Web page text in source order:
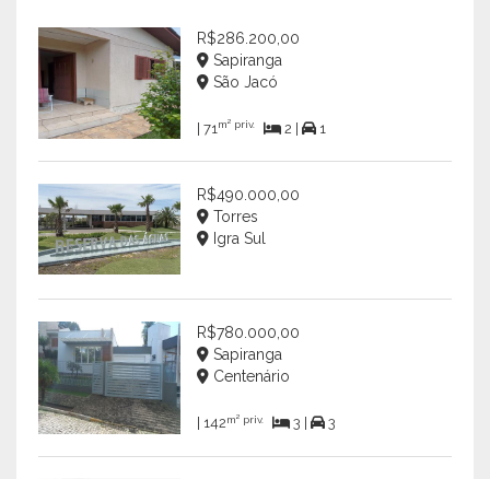
R$286.200,00
Sapiranga
São Jacó
| 71 m² priv. 2 | 1
R$490.000,00
Torres
Igra Sul
R$780.000,00
Sapiranga
Centenário
| 142m² priv. 3 | 3